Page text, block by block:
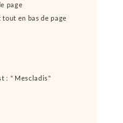
page
en bas de page
: " Mescladis"